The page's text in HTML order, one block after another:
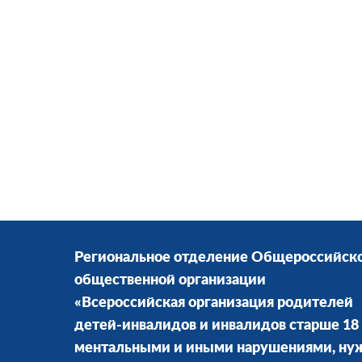
Региональное отделение
общественной организации
«Всероссийская организация родителей
детей-инвалидов и инвалидов старше 18
ментальными и иными нарушениями,